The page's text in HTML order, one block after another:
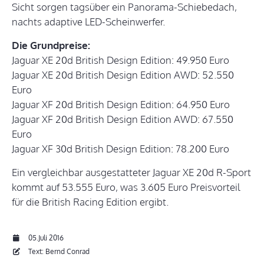
Sicht sorgen tagsüber ein Panorama-Schiebedach,
nachts adaptive LED-Scheinwerfer.
Die Grundpreise:
Jaguar XE 20d British Design Edition: 49.950 Euro
Jaguar XE 20d British Design Edition AWD: 52.550
Euro
Jaguar XF 20d British Design Edition: 64.950 Euro
Jaguar XF 20d British Design Edition AWD: 67.550
Euro
Jaguar XF 30d British Design Edition: 78.200 Euro
Ein vergleichbar ausgestatteter Jaguar XE 20d R-Sport
kommt auf 53.555 Euro, was 3.605 Euro Preisvorteil
für die British Racing Edition ergibt.
05.Juli 2016
Text: Bernd Conrad